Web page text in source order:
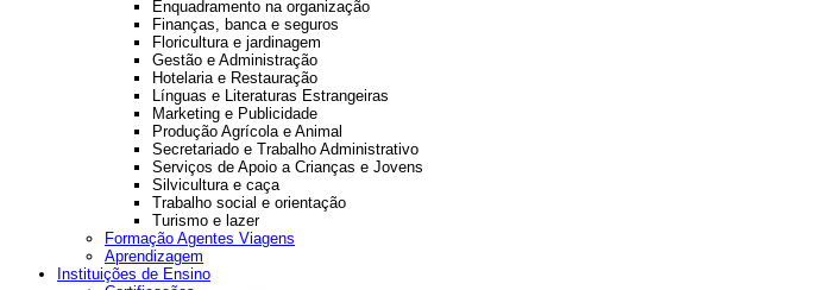
Enquadramento na organização
Finanças, banca e seguros
Floricultura e jardinagem
Gestão e Administração
Hotelaria e Restauração
Línguas e Literaturas Estrangeiras
Marketing e Publicidade
Produção Agrícola e Animal
Secretariado e Trabalho Administrativo
Serviços de Apoio a Crianças e Jovens
Silvicultura e caça
Trabalho social e orientação
Turismo e lazer
Formação Agentes Viagens
Aprendizagem
Instituições de Ensino